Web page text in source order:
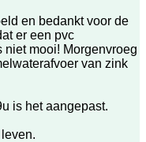
en bedankt voor de
er een pvc
niet mooi! Morgenvroeg
van zink
is het aangepast.